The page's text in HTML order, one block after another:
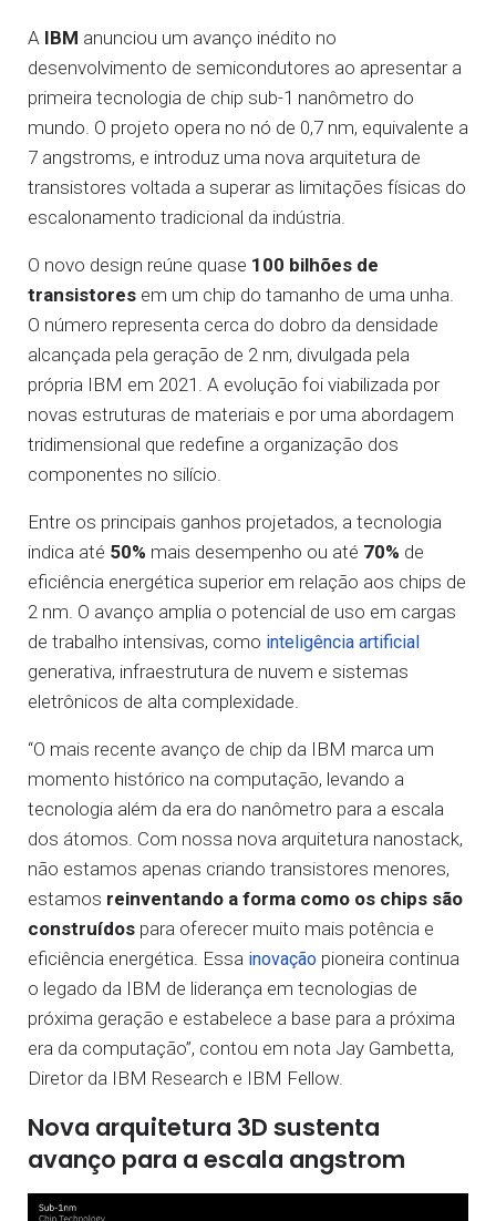
A IBM anunciou um avanço inédito no
desenvolvimento de semicondutores ao apresentar a
primeira tecnologia de chip sub-1 nanômetro do
mundo. O projeto opera no nó de 0,7 nm, equivalente a
7 angstroms, e introduz uma nova arquitetura de
transistores voltada a superar as limitações físicas do
escalonamento tradicional da indústria.
O novo design reúne quase 100 bilhões de
transistores em um chip do tamanho de uma unha.
O número representa cerca do dobro da densidade
alcançada pela geração de 2 nm, divulgada pela
própria IBM em 2021. A evolução foi viabilizada por
novas estruturas de materiais e por uma abordagem
tridimensional que redefine a organização dos
componentes no silício.
Entre os principais ganhos projetados, a tecnologia
indica até 50% mais desempenho ou até 70% de
eficiência energética superior em relação aos chips de
2 nm. O avanço amplia o potencial de uso em cargas
de trabalho intensivas, como inteligência artificial
generativa, infraestrutura de nuvem e sistemas
eletrônicos de alta complexidade.
“O mais recente avanço de chip da IBM marca um
momento histórico na computação, levando a
tecnologia além da era do nanômetro para a escala
dos átomos. Com nossa nova arquitetura nanostack,
não estamos apenas criando transistores menores,
estamos reinventando a forma como os chips são
construídos para oferecer muito mais potência e
eficiência energética. Essa inovação pioneira continua
o legado da IBM de liderança em tecnologias de
próxima geração e estabelece a base para a próxima
era da computação”, contou em nota Jay Gambetta,
Diretor da IBM Research e IBM Fellow.
Nova arquitetura 3D sustenta
avanço para a escala angstrom